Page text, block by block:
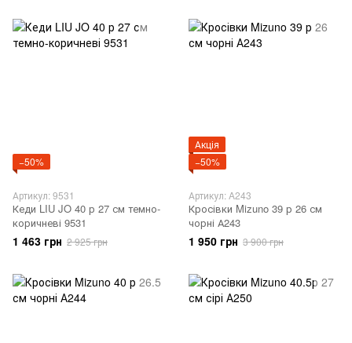
−50%
Артикул: 9531
Кеди LIU JO 40 р 27 см темно-
коричневі 9531
1 463 грн 2 925 грн
Акція
−50%
Артикул: A243
Кросівки Mizuno 39 р 26 см
чорні А243
1 950 грн 3 900 грн